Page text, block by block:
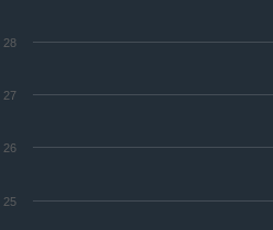
25
26
27
28